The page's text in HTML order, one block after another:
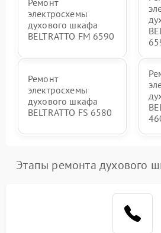
Ремонт
электросхемы
духового шкафа
BELTRATTO FM 6590
Ремонт
электросхемы
духового шкафа
BELTRATTO FS 6580
Этапы ремонта духового